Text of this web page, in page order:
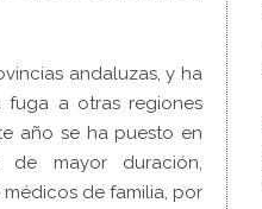
andaluzas, y ha
fuga a otras regiones
año se ha puesto en
de mayor duración,
de familia, por